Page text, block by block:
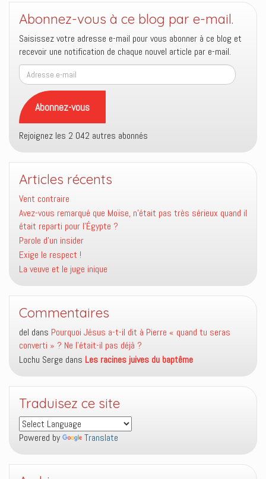
Abonnez-vous à ce blog par e-mail.
Saisissez votre adresse e-mail pour vous abonner à ce blog et
recevoir une notification de chaque nouvel article par e-mail.
Adresse
e-
mail
Abonnez-vous
Rejoignez les 2 042 autres abonnés
Articles récents
Vent contraire
Avez-vous remarqué que Moïse, n’était pas très sérieux quand il
était reparti pour l’Égypte ?
Parole d’un insider
Exige le respect !
La veuve et le juge inique
Commentaires
del dans Pourquoi Jésus a-t-il dit à Pierre « quand tu seras
converti » ? Ne l’était-il pas déjà ?
Lochu Serge dans Les racines juives du baptême
Traduisez ce site
Powered by Translate